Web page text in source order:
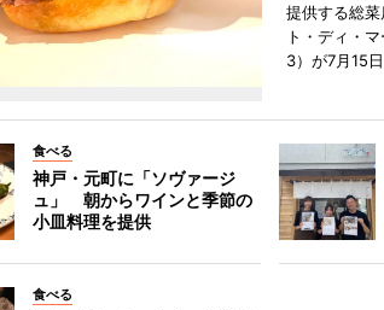
提供する総
ト・ディ・
3）が7月15
食べる
神戸・元町に「ソヴァージ
ュ」 朝からワインと季節の
小皿料理を提供
食べる